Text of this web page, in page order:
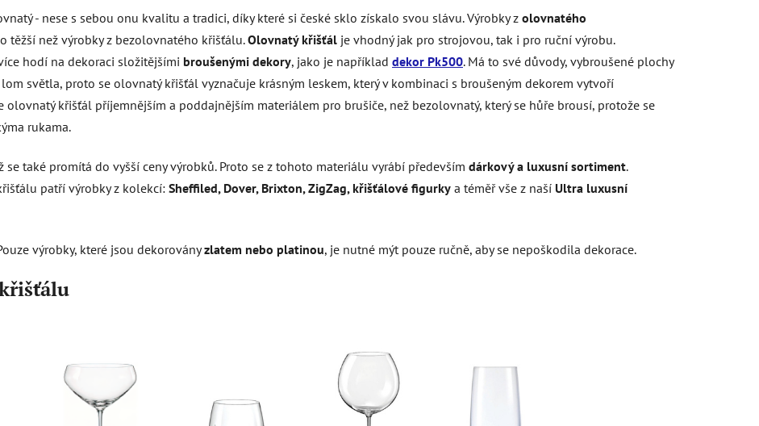
- nese s sebou onu kvalitu a tradici, díky které si české sklo získalo svou slávu. Výrobky z olovnatého
těžší než výrobky z bezolovnatého křišťálu.Olovnatý křišťál je vhodný jak pro strojovou, tak i pro ruční výrobu.
hodí na dekoraci složitějšími broušenými dekory, jako je například dekor Pk500. Má to své důvody, vybroušené plochy
světla, proto se olovnatý křišťál vyznačuje krásným leskem, který v kombinaci s broušeným dekorem vytvoří
křišťál příjemnějším a poddajnějším materiálem pro brušiče, než bezolovnatý, který se hůře brousí, protože se
rukama.
také promítá do vyšší ceny výrobků. Proto se z tohoto materiálu vyrábí především dárkový a luxusní sortiment.
patří výrobky z kolekcí: Sheffiled, Dover, Brixton, ZigZag, křišťálové figurky a téměř vše z naší Ultra luxusní
výrobky, které jsou dekoroványzlatem nebo platinou, je nutné mýt pouze ručně, aby se nepoškodila dekorace.